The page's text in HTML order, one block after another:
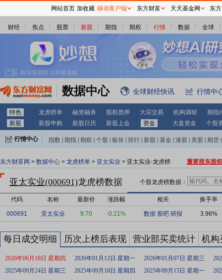
财经 焦点 股票 新股 期指 期权 行情 数据 全球
数据中心 全球财经快讯 行情中
特色 龙虎榜单 融资融券 股权质押 大宗交易 机构调研
期指
新股
新股申购 新股日历 新股上会 资金 大盘资金 个股
行情中心 指数 期指 期权 个股 板块 排行 新股 基金 港股 美股 期货
东方财富网 > 数据中心 > 龙虎榜单 > 亚太实业 > 亚太实业-龙虎榜 重要股东股
亚太实业(000691)龙虎榜数据 个股龙虎榜数据：
代码 名称 最新价 涨跌幅 相关 换手率
000691 亚太实业 9.70 -0.21% 数据 股吧 研报 3.96%
每日成交明细 历次上榜后表现 营业部买卖统计 机构
2026年06月18日 星期四 2026年01月12日 星期一 2026年01月07日 星期三
2025年09月24日 星期三
2025年09月18日 星期四 2025年09月15日 星期一
网站首页 加收藏 移动客户端 东方财富 天天基金网 东